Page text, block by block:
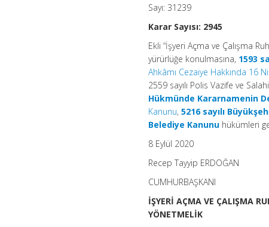
Sayı: 31239
Karar Sayısı: 2945
Ekli “İşyeri Açma ve Çalışma
yürürlüğe konulmasına, 1593
Ahkâmı Cezaiye Hakkında 16
2559 sayılı Polis Vazife ve
Hükmünde Kararnamenin
Kanunu,5216 sayılı
Belediye Kanunu hükümleri
8 Eylül 2020
Recep Tayyip ERDOĞAN
CUMHURBAŞKANI
İŞYERİ AÇMA VE ÇALIŞMA
YÖNETMELİK